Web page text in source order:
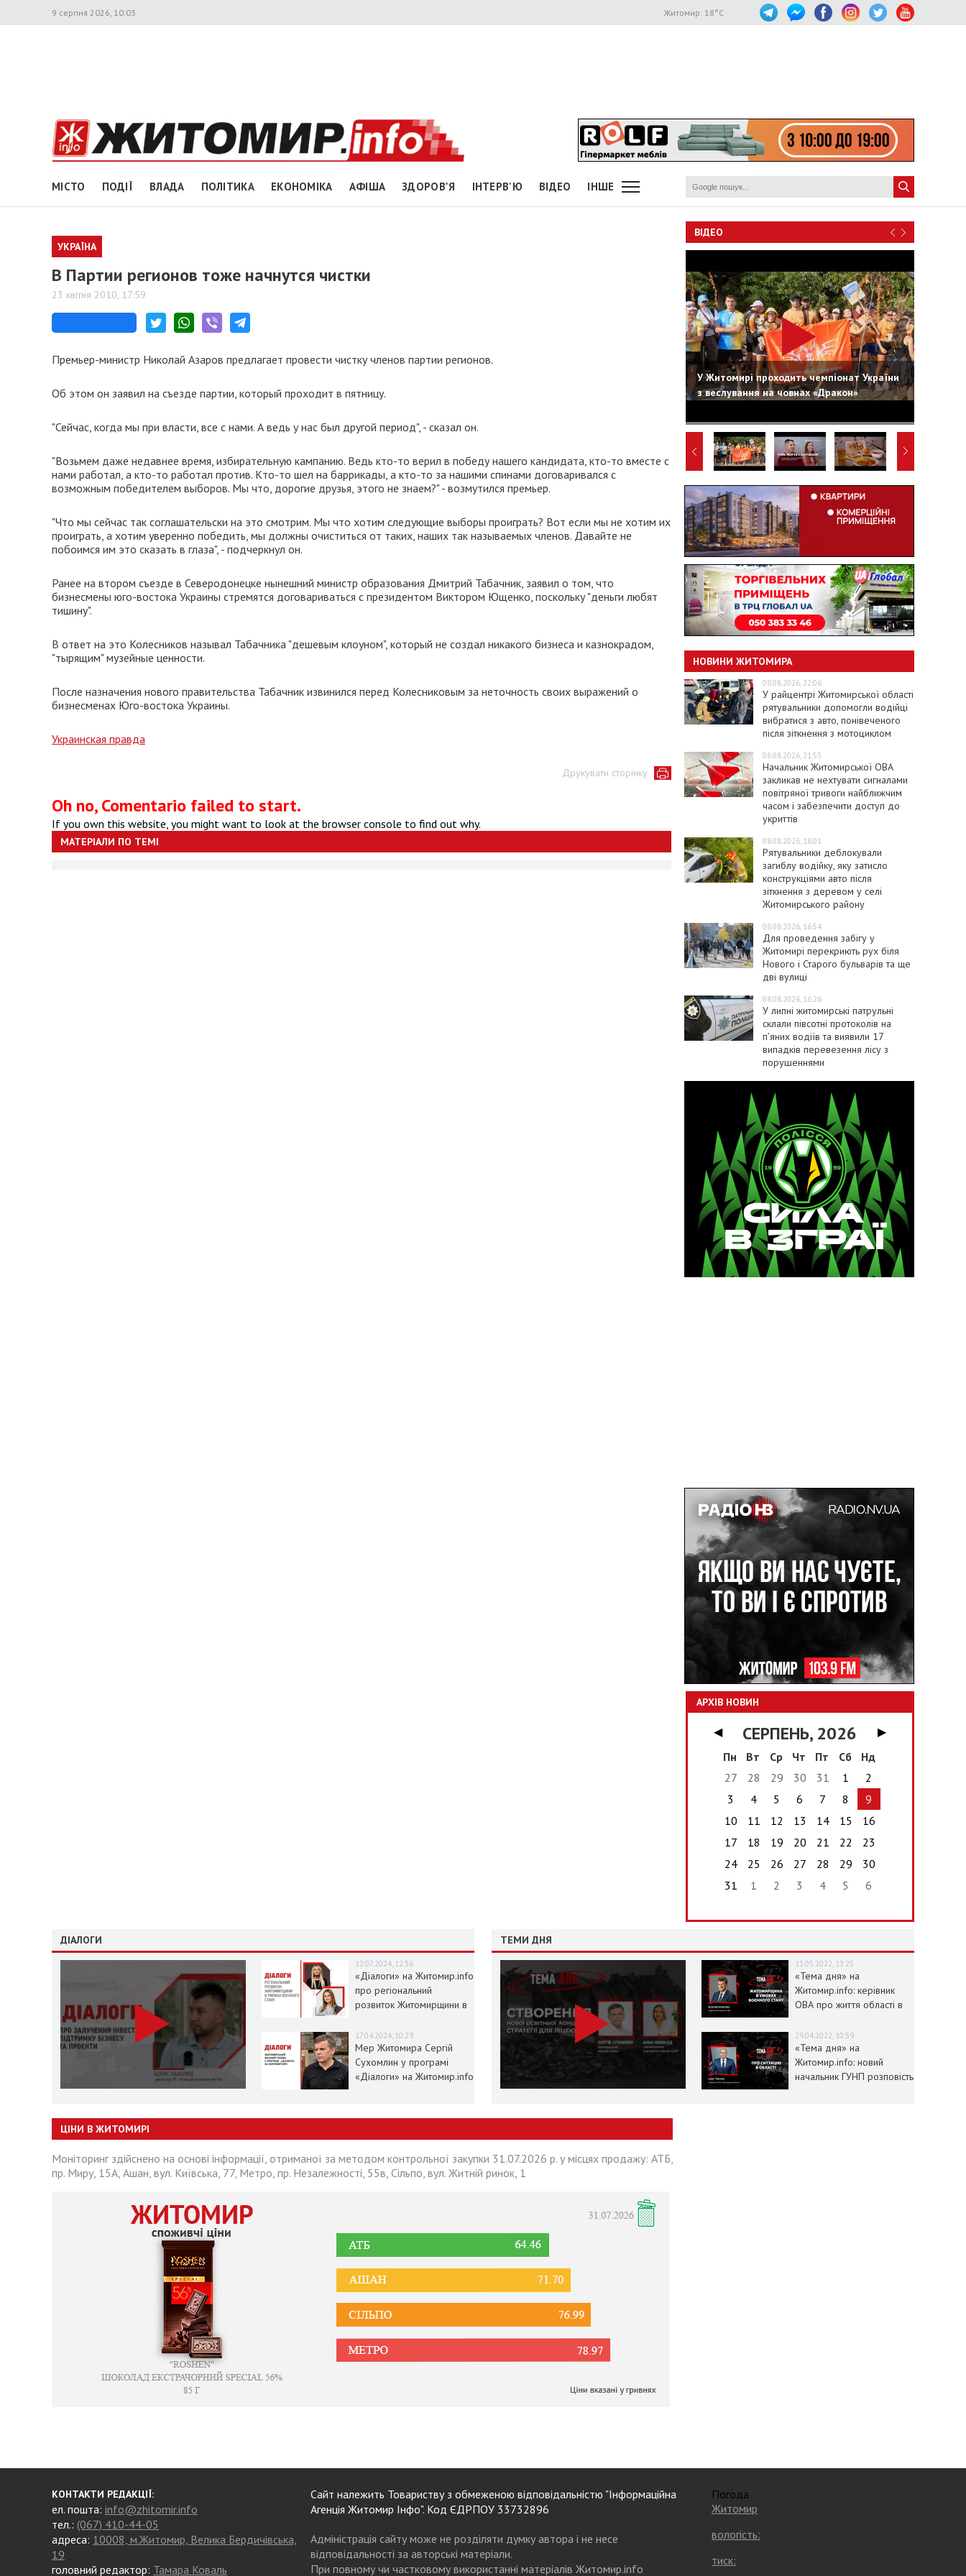
9 серпня 2026, 10:03 Житомир: 18°C
МІСТО ПОДІЇ ВЛАДА ПОЛІТИКА ЕКОНОМІКА АФІША ЗДОРОВ'Я ІНТЕРВ'Ю ВІДЕО ІНШЕ
УКРАЇНА
В Партии регионов тоже начнутся чистки
23 квітня 2010, 17:59
Премьер-министр Николай Азаров предлагает провести чистку членов партии регионов.
Об этом он заявил на съезде партии, который проходит в пятницу.
"Сейчас, когда мы при власти, все с нами. А ведь у нас был другой период", - сказал он.
"Возьмем даже недавнее время, избирательную кампанию. Ведь кто-то верил в победу нашего кандидата, кто-то вместе с
нами работал, а кто-то работал против. Кто-то шел на баррикады, а кто-то за нашими спинами договаривался с
возможным победителем выборов. Мы что, дорогие друзья, этого не знаем?" - возмутился премьер.
"Что мы сейчас так соглашательски на это смотрим. Мы что хотим следующие выборы проиграть? Вот если мы не хотим их
проиграть, а хотим уверенно победить, мы должны очиститься от таких, наших так называемых членов. Давайте не
побоимся им это сказать в глаза", - подчеркнул он.
Ранее на втором съезде в Северодонецке нынешний министр образования Дмитрий Табачник, заявил о том, что
бизнесмены юго-востока Украины стремятся договариваться с президентом Виктором Ющенко, поскольку "деньги любят
тишину".
В ответ на это Колесников называл Табачника "дешевым клоуном", который не создал никакого бизнеса и казнокрадом,
"тырящим" музейные ценности.
После назначения нового правительства Табачник извинился перед Колесниковым за неточность своих выражений о
бизнесменах Юго-востока Украины.
Украинская правда
Друкувати сторінку
Oh no, Comentario failed to start.
If you own this website, you might want to look at the browser console to find out why.
МАТЕРІАЛИ ПО ТЕМІ
ВІДЕО
У Житомирі проходить чемпіонат України
з веслування на човнах «Дракон»
НОВИНИ ЖИТОМИРА
08.08.2026, 22:06
У райцентрі Житомирської області
рятувальники допомогли водійці
вибратися з авто, понівеченого
після зіткнення з мотоциклом
08.08.2026, 21:53
Начальник Житомирської ОВА
закликав не нехтувати сигналами
повітряної тривоги найближчим
часом і забезпечити доступ до
укриттів
08.08.2026, 18:01
Рятувальники деблокували
загиблу водійку, яку затисло
конструкціями авто після
зіткнення з деревом у селі
Житомирського району
08.08.2026, 16:54
Для проведення забігу у
Житомирі перекриють рух біля
Нового і Старого бульварів та ще
дві вулиці
08.08.2026, 16:26
У липні житомирські патрульні
склали півсотні протоколів на
пʼяних водіїв та виявили 17
випадків перевезення лісу з
порушеннями
АРХІВ НОВИН
◀ СЕРПЕНЬ, 2026
▶
Пн
Вт Ср Чт Пт Сб
Нд
27
28 29 30 31 1
2
3
4 5 6 7 8
9
10
11 12 13 14 15
16
17
18 19 20 21 22
23
24
25 26 27 28 29
30
31
1 2 3 4 5 6
ДІАЛОГИ
12.07.2024, 12:36
«Діалоги» на Житомир.info
про регіональний
розвиток Житомирщини в
17.04.2024, 10:29
Мер Житомира Сергій
Сухомлин у програмі
«Діалоги» на Житомир.info
ТЕМИ ДНЯ
13.05.2022, 13:25
«Тема дня» на
Житомир.info: керівник
ОВА про життя області в
29.04.2022, 10:59
«Тема дня» на
Житомир.info: новий
начальник ГУНП розповість
ЦІНИ В ЖИТОМИРІ
Моніторинг здійснено на основі інформації, отриманої за методом контрольної закупки 31.07.2026 р. у місцях продажу: АТБ,
пр. Миру, 15А, Ашан, вул. Київська, 77, Метро, пр. Незалежності, 55в, Сільпо, вул. Житній ринок, 1
КОНТАКТИ РЕДАКЦІЇ:
ел. пошта: info@zhitomir.info
тел.: (067) 410-44-05
адреса: 10008, м.Житомир, Велика Бердичівська,
19
головний редактор: Тамара Коваль
Сайт належить Товариству з обмеженою відповідальністю "Інформаційна
Агенція Житомир Інфо". Код ЄДРПОУ 33732896
Адміністрація сайту може не розділяти думку автора і не несе
відповідальності за авторські матеріали.
При повному чи частковому використанні матеріалів Житомир.info
Погода
Житомир
вологість:
тиск: